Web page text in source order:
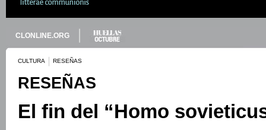
CLONLINE.ORG
CULTURA RESEÑAS
RESEÑAS
El fin del “Homo